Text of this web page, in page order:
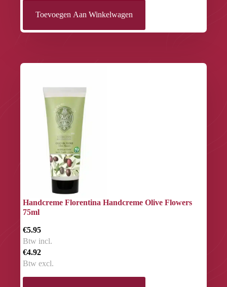
Toevoegen Aan Winkelwagen
Handcreme Florentina Handcreme Olive Flowers
75ml
€5.95
Btw incl.
€4.92
Btw excl.